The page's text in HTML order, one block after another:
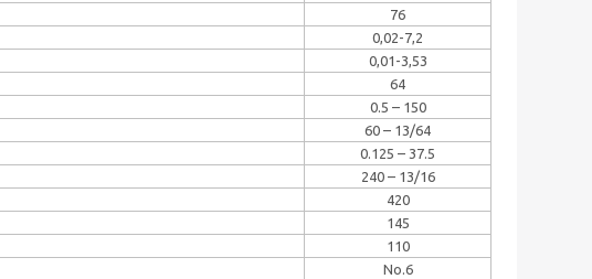
76
0,02-7,2
0,01-3,53
64
0.5 – 150
60 – 13/64
0.125 – 37.5
240 – 13/16
420
145
110
No.6